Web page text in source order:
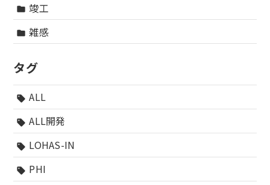
folder 竣工
folder 雑感
タグ
sell ALL
sell ALL開発
sell LOHAS-IN
sell PHI